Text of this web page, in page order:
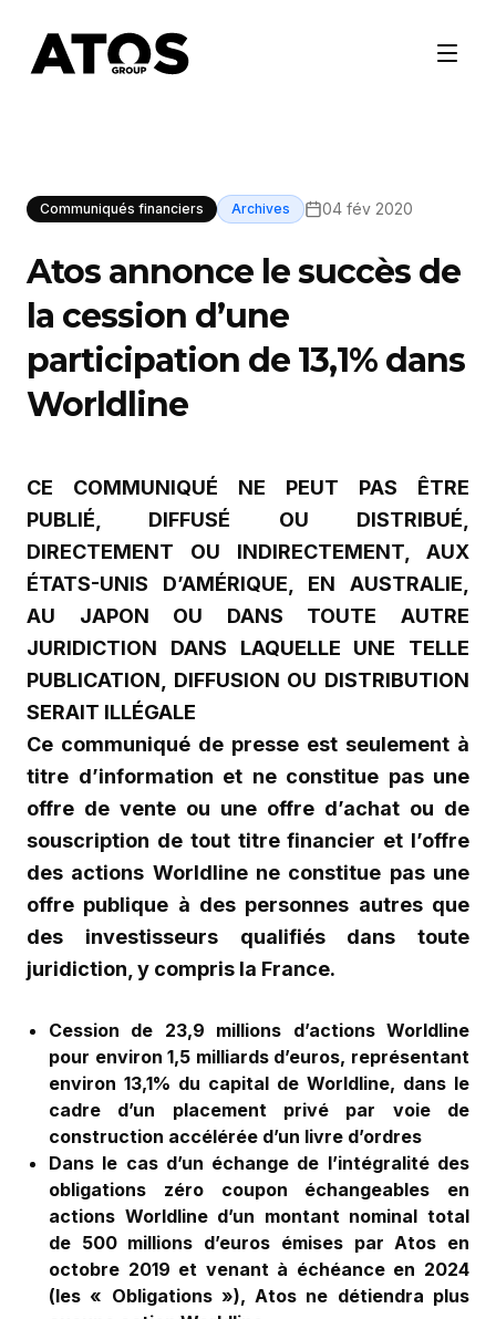
Communiqués financiers Archives 04 fév 2020
Atos annonce le succès de
la cession d’une
participation de 13,1% dans
Worldline
CE COMMUNIQUÉ NE PEUT PAS ÊTRE
PUBLIÉ, DIFFUSÉ OU DISTRIBUÉ,
DIRECTEMENT OU INDIRECTEMENT, AUX
ÉTATS-UNIS D’AMÉRIQUE, EN AUSTRALIE,
AU JAPON OU DANS TOUTE AUTRE
JURIDICTION DANS LAQUELLE UNE TELLE
PUBLICATION, DIFFUSION OU DISTRIBUTION
SERAIT ILLÉGALE
Ce communiqué de presse est seulement à
titre d’information et ne constitue pas une
offre de vente ou une offre d’achat ou de
souscription de tout titre financier et l’offre
des actions Worldlinene constitue pas une
offre publique à des personnes autres que
des investisseurs qualifiés dans toute
juridiction, y compris la France.
Cession de 23,9 millions d’actions Worldline
pour environ 1,5 milliards d’euros, représentant
environ 13,1% du capital de Worldline, dans le
cadre d’un placement privé par voie de
construction accélérée d’un livre d’ordres
Dans le cas d’un échange de l’intégralité des
obligations zéro coupon échangeables en
actions Worldline d’un montant nominal total
de 500 millions d’euros émises par Atos en
octobre 2019 et venant à échéance en 2024
(les « Obligations »), Atos ne détiendra plus